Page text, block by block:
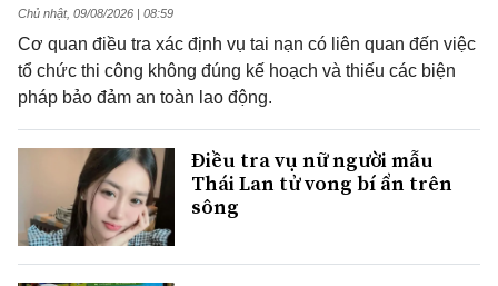
Chủ nhật, 09/08/2026 | 08:59
Cơ quan điều tra xác định vụ tai nạn có liên quan đến việc
tổ chức thi công không đúng kế hoạch và thiếu các biện
pháp bảo đảm an toàn lao động.
Điều tra vụ nữ người mẫu
Thái Lan tử vong bí ẩn trên
sông